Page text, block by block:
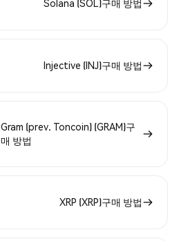
Solana (SOL)구매 방법
Injective (INJ)구매 방법
Gram (prev. Toncoin) (GRAM)구
매 방법
XRP (XRP)구매 방법